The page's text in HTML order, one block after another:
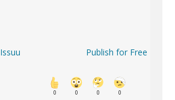
Issuu Publish for Free
0 0 0 0